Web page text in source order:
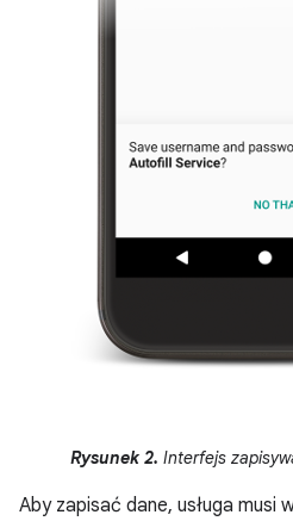
Rysunek 2. Interfejs
Aby zapisać dane, usługa musi